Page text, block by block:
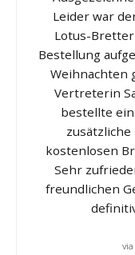
Leider war
Lotus-
Bestellung
Weihnachten
Vertreterin
bestellte
kostenlosen
Sehr
freundlichen